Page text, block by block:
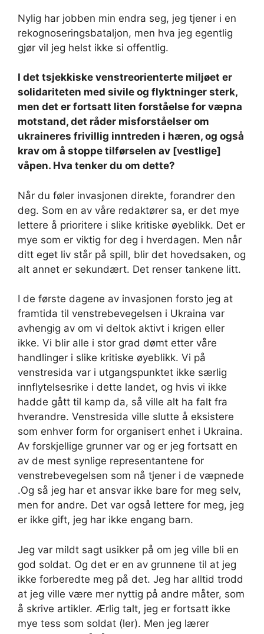
Nylig har jobben min endra seg, jeg tjener i en
rekognoseringsbataljon, men hva jeg egentlig
gjør vil jeg helst ikke si offentlig.
I det tsjekkiske venstreorienterte miljøet er
solidariteten med sivile og flyktninger sterk,
men det er fortsatt liten forståelse for væpna
motstand, det råder misforståelser om
ukraineres frivillig inntreden i hæren, og også
krav om å stoppe tilførselen av [vestlige]
våpen. Hva tenker du om dette?
Når du føler invasjonen direkte, forandrer den
deg. Som en av våre redaktører sa, er det mye
lettere å prioritere i slike kritiske øyeblikk. Det er
mye som er viktig for deg i hverdagen. Men når
ditt eget liv står på spill, blir det hovedsaken, og
alt annet er sekundært. Det renser tankene litt.
I de første dagene av invasjonen forsto jeg at
framtida til venstrebevegelsen i Ukraina var
avhengig av om vi deltok aktivt i krigen eller
ikke. Vi blir alle i stor grad dømt etter våre
handlinger i slike kritiske øyeblikk. Vi på
venstresida var i utgangspunktet ikke særlig
innflytelsesrike i dette landet, og hvis vi ikke
hadde gått til kamp da, så ville alt ha falt fra
hverandre. Venstresida ville slutte å eksistere
som enhver form for organisert enhet i Ukraina.
Av forskjellige grunner var og er jeg fortsatt en
av de mest synlige representantene for
venstrebevegelsen som nå tjener i de væpnede
.Og så jeg har et ansvar ikke bare for meg selv,
men for andre. Det var også lettere for meg, jeg
er ikke gift, jeg har ikke engang barn.
Jeg var mildt sagt usikker på om jeg ville bli en
god soldat. Og det er en av grunnene til at jeg
ikke forberedte meg på det. Jeg har alltid trodd
at jeg ville være mer nyttig på andre måter, som
å skrive artikler. Ærlig talt, jeg er fortsatt ikke
mye tess som soldat (ler). Men jeg lærer